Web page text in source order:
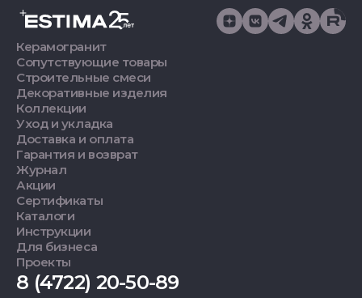
Керамогранит
Сопутствующие товары
Строительные смеси
Декоративные изделия
Коллекции
Уход и укладка
Доставка и оплата
Гарантия и возврат
Журнал
Акции
Сертификаты
Каталоги
Инструкции
Для бизнеса
Проекты
8 (4722) 20-50-89